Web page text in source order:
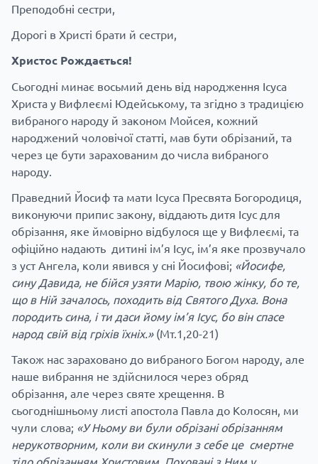
Преподобні сестри,
Дорогі в Христі брати й сестри,
Христос Рождається!
Сьогодні минає восьмий день від народження Ісуса
Христа у Вифлеємі Юдейському, та згідно з традицією
вибраного народу й законом Мойсея, кожний
народжений чоловічої статті, мав бути обрізаний, та
через це бути зарахованим до числа вибраного
народу.
Праведний Йосиф та мати Ісуса Пресвята Богородиця,
виконуючи припис закону, віддають дитя Ісус для
обрізання, яке ймовірно відбулося ще у Вифлеємі, та
офіційно надають дитині ім’я Ісус, ім’я яке прозвучало
з уст Ангела, коли явився у сні Йосифові; «Йосифе,
сину Давида, не бійся узяти Марію, твою жінку, бо те,
що в Ній зачалось, походить від Святого Духа. Вона
породить сина, і ти даси йому ім’я Ісус, бо він спасе
народ свій від гріхів їхніх.» (Мт.1,20-21)
Також нас зараховано до вибраного Богом народу, але
наше вибрання не здійснилося через обряд
обрізання, але через святе хрещення. В
сьогоднішньому листі апостола Павла до Колосян, ми
чули слова; «У Ньому ви були обрізані обрізанням
нерукотворним, коли ви скинули з себе це смертне